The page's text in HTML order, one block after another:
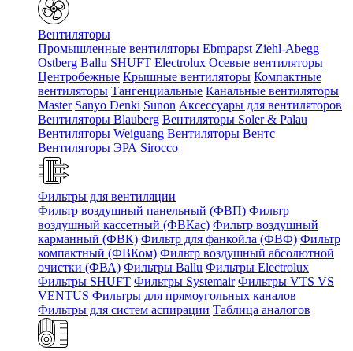
Вентиляторы
Промышленные вентиляторы Ebmpapst Ziehl-Abegg
Ostberg Ballu SHUFT Electrolux Осевые вентиляторы
Центробежные Крышные вентиляторы Компактные
вентиляторы Тангенциальные Канальные вентиляторы
Master Sanyo Denki Sunon Аксессуары для вентиляторов
Вентиляторы Blauberg Вентиляторы Soler & Palau
Вентиляторы Weiguang Вентиляторы Вентс
Вентиляторы ЭРА Sirocco
Фильтры для вентиляции
Фильтр воздушный панельный (ФВП) Фильтр
воздушный кассетный (ФВКас) Фильтр воздушный
карманный (ФВК) Фильтр для фанкойла (ФВФ) Фильтр
компактный (ФВКом) Фильтр воздушный абсолютной
очистки (ФВА) Фильтры Ballu Фильтры Electrolux
Фильтры SHUFT Фильтры Systemair Фильтры VTS VS
VENTUS Фильтры для прямоугольных каналов
Фильтры для систем аспирации Таблица аналогов